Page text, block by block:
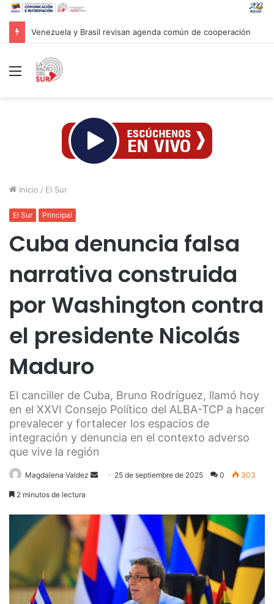
Venezuela y Brasil revisan agenda común de cooperación
Menú
Inicio / El Sur
El Sur Principal
Cuba denuncia falsa
narrativa construida
por Washington contra
el presidente Nicolás
Maduro
El canciller de Cuba, Bruno Rodríguez, llamó hoy
en el XXVI Consejo Político del ALBA-TCP a hacer
prevalecer y fortalecer los espacios de
integración y denuncia en el contexto adverso
que vive la región
Magdalena Valdez
Send 25 de septiembre de 2025 0 303
2 minutos de lectura